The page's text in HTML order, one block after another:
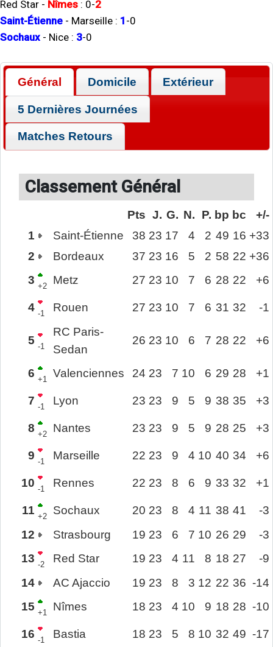
Red Star - Nîmes : 0-2
Saint-Étienne - Marseille : 1 -0
Sochaux - Nice : 3-0
Général Domicile Extérieur
5 Dernières Journées
Matches Retours
Classement Général
Pts J. G. N. P. bp bc
+/-
1
Saint-Étienne 38 23 17 4 2 49 16 +33
2
Bordeaux 37 23 16 5 2 58 22 +36
3 +2 Metz 27 23 10 7 6 28 22 +6
4 -1 Rouen 27 23 10 7 6 31 32 -1
5 -1
RC Paris-
Sedan
26 23 10 6 7 28 22 +6
6 +1 Valenciennes 24 23 7 10 6 29 28 +1
7 -1 Lyon 23 23 9 5 9 38 35 +3
8 +2 Nantes 23 23 9 5 9 28 25 +3
9 -1 Marseille 22 23 9 4 10 40 34 +6
10 -1 Rennes 22 23 8 6 9 33 32 +1
11 +2 Sochaux 20 23 8 4 11 38 41
-3
12
Strasbourg 19 23 6 7 10 26 29
-3
13 -2 Red Star 19 23 4 11 8 18 27
-9
14
AC Ajaccio 19 23 8 3 12 22 36 -14
15 +1 Nîmes 18 23 4 10 9 18 28 -10
16 -1 Bastia 18 23 5 8 10 32 49 -17